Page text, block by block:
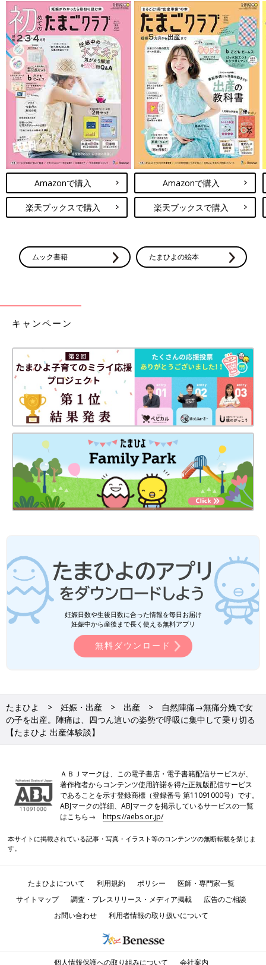
Amazonで購入
楽天ブックスで購入
Amazonで購入
楽天ブックスで購入
ムック書籍 たまひよの絵本
キャンペーン
妊娠日数や生後日数に合った情報を毎日お届け
妊娠中から産後まで長く使える無料アプリ
無料ダウンロード
たまひよ 妊娠・出産 出産
自然陣痛→無痛分娩で女
の子を出産。陣痛は、四つん這いの姿勢で呼吸に集中して乗り切る
【たまひよ 出産体験談】
ＡＢＪマークは、この電子書店・電子書籍配信サービスが、
著作権者からコンテンツ使用許諾を得た正規版配信サービス
であることを示す登録商標（登録番号 第11091000号）です。
ABJマークの詳細、ABJマークを掲示しているサービスの一覧
はこちら→https://aebs.or.jp/
本サイトに掲載されている記事・写真・イラスト等のコンテンツの無断転載を禁じま
す。
たまひよについて 利用規約 ポリシー
医師・専門家一覧
サイトマップ
調査・プレスリリース・メディア掲載
広告のご相談
お問い合わせ
利用者情報の取り扱いについて
個人情報保護への取り組みについて 会社案内